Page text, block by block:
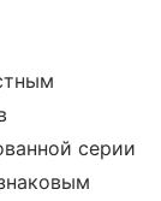
серии